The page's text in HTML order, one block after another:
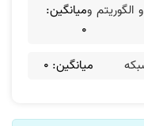
الگوریتم ومیانگین:
0
میانگین: 0